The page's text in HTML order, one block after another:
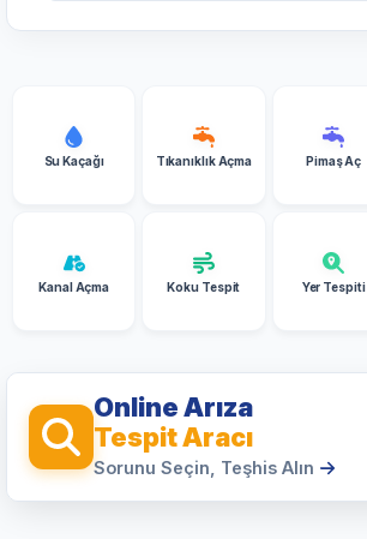
Su Kaçağı Tıkanıklık Açma Pimaş Aç
Kanal Açma Koku Tespit Yer Tespiti
Online Arıza
Tespit Aracı
Sorunu Seçin, Teşhis Alın